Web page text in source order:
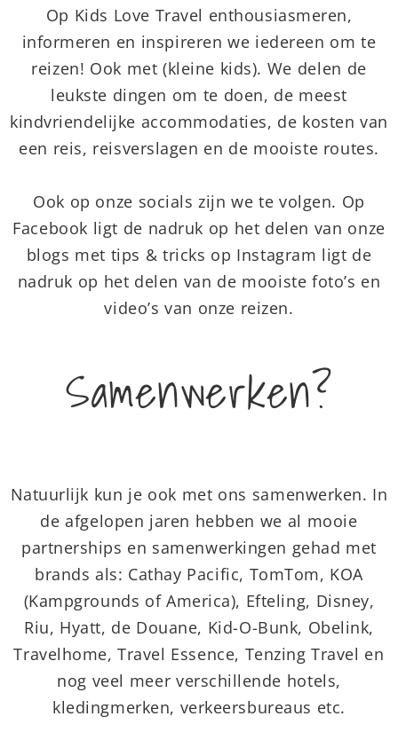
Op Kids Love Travel enthousiasmeren,
informeren en inspireren we iedereen om te
reizen! Ook met (kleine kids). We delen de
leukste dingen om te doen, de meest
kindvriendelijke accommodaties, de kosten van
een reis, reisverslagen en de mooiste routes.
Ook op onze socials zijn we te volgen. Op
Facebook ligt de nadruk op het delen van onze
blogs met tips & tricks op Instagram ligt de
nadruk op het delen van de mooiste foto’s en
video’s van onze reizen.
Samenwerken?
Natuurlijk kun je ook met ons samenwerken. In
de afgelopen jaren hebben we al mooie
partnerships en samenwerkingen gehad met
brands als: Cathay Pacific, TomTom, KOA
(Kampgrounds of America), Efteling, Disney,
Riu, Hyatt, de Douane, Kid-O-Bunk, Obelink,
Travelhome, Travel Essence, Tenzing Travel en
nog veel meer verschillende hotels,
kledingmerken, verkeersbureaus etc.